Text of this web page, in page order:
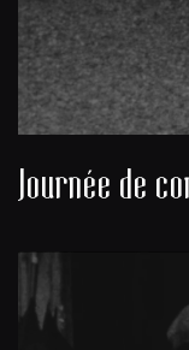
Journée de